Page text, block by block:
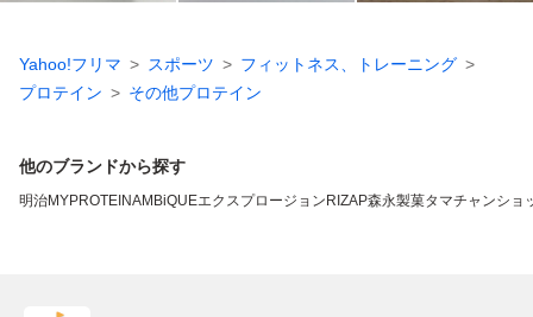
Yahoo!フリマ スポーツ
フィットネス、トレーニング
プロテイン
その他プロテイン
他のブランドから探す
明治MYPROTEINAMBiQUEエクスプロージョン RIZAP森永製菓タマチャンショ